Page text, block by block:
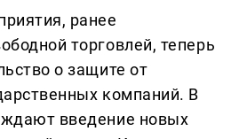
ранее
торговлей, теперь
о защите от
компаний. В
введение новых